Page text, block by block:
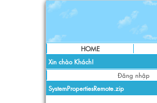
HOME
Xin chào Khách!
Đăng nhập
SystemPropertiesRemote.zip